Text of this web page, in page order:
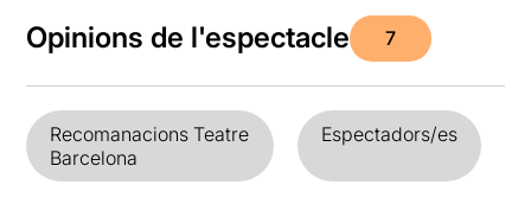
Opinions de l'espectacle 7
Recomanacions Teatre
Barcelona
Espectadors/es